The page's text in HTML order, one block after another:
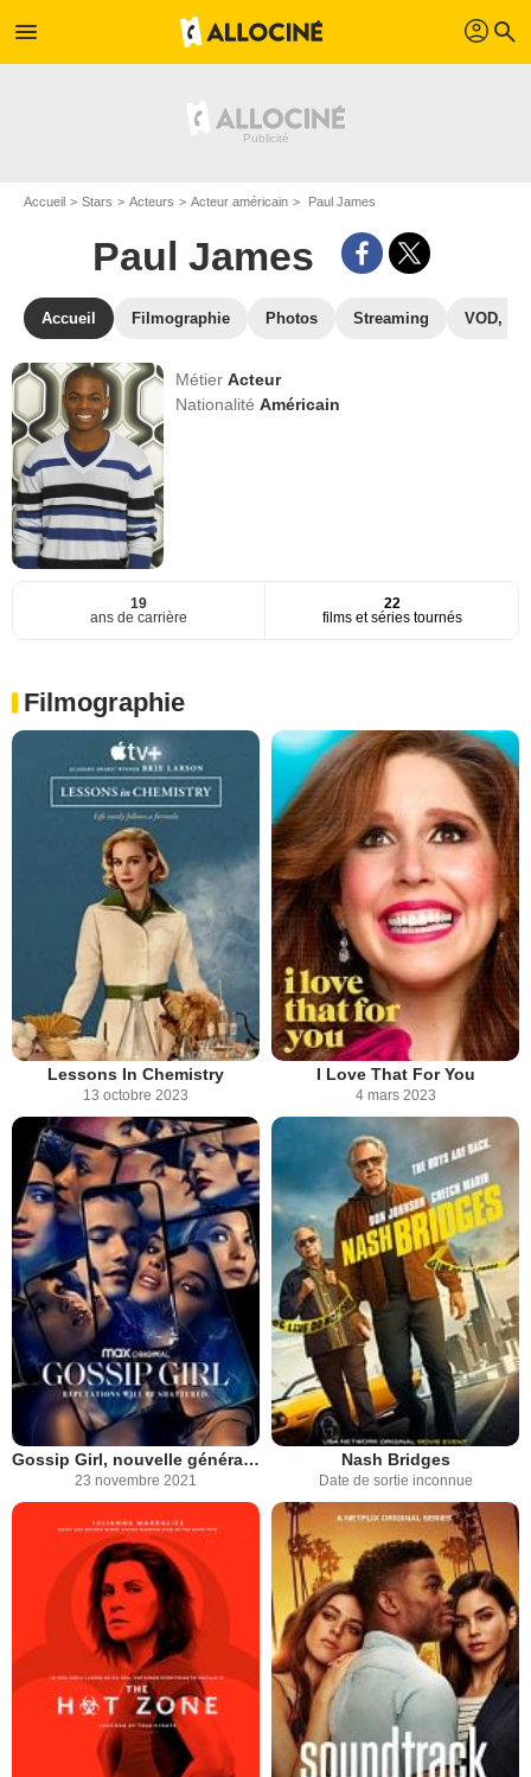
menu profil search
Accueil Stars Acteurs Acteur américain Paul James
Paul James
Accueil Filmographie Photos Streaming VOD,
MétierActeur
NationalitéAméricain
19
ans de carrière
22
films et séries tournés
Filmographie
Lessons In Chemistry
13 octobre 2023
I Love That For You
4 mars 2023
Gossip Girl, nouvelle génération
23 novembre 2021
Nash Bridges
Date de sortie inconnue